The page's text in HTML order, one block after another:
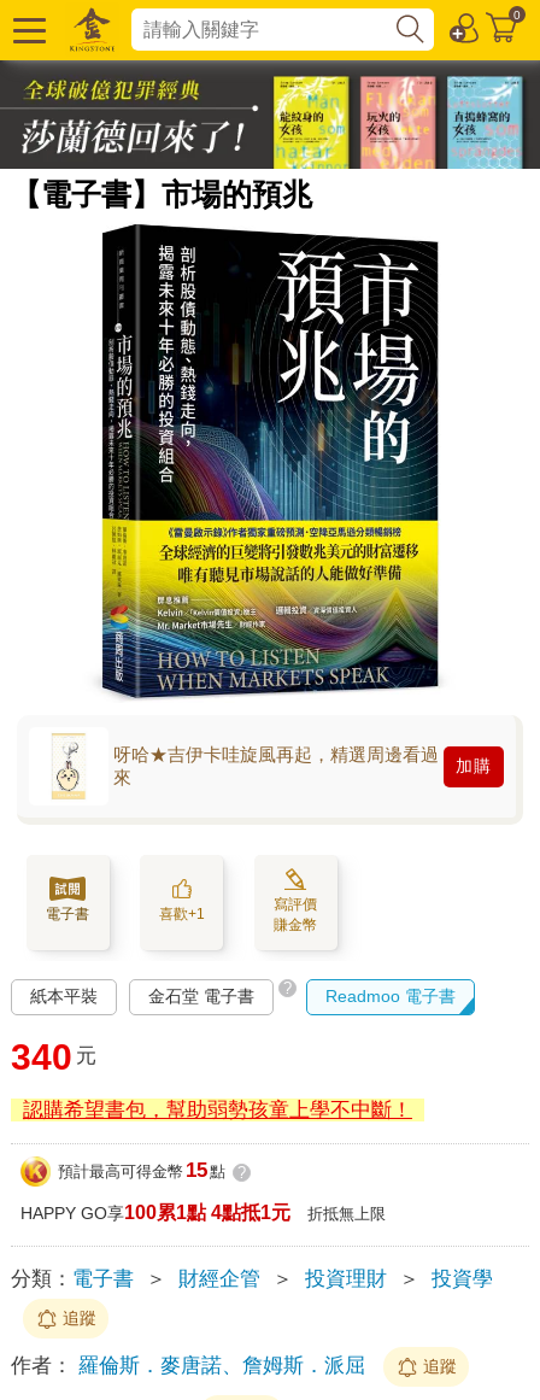
0
【電子書】市場的預兆
呀哈★吉伊卡哇旋風再起，精選周邊看過
來
加購
電子書 喜歡+1
寫評價
賺金幣
紙本平裝 金石堂 電子書 ? Readmoo 電子書
340 元
認購希望書包，幫助弱勢孩童上學不中斷！
預計最高可得金幣 15點 ?
HAPPY GO享100累1點 4點抵1元 折抵無上限
分類： 電子書 ＞ 財經企管 ＞ 投資理財 ＞ 投資學
追蹤
作者： 羅倫斯．麥唐諾、詹姆斯．派屈 追蹤